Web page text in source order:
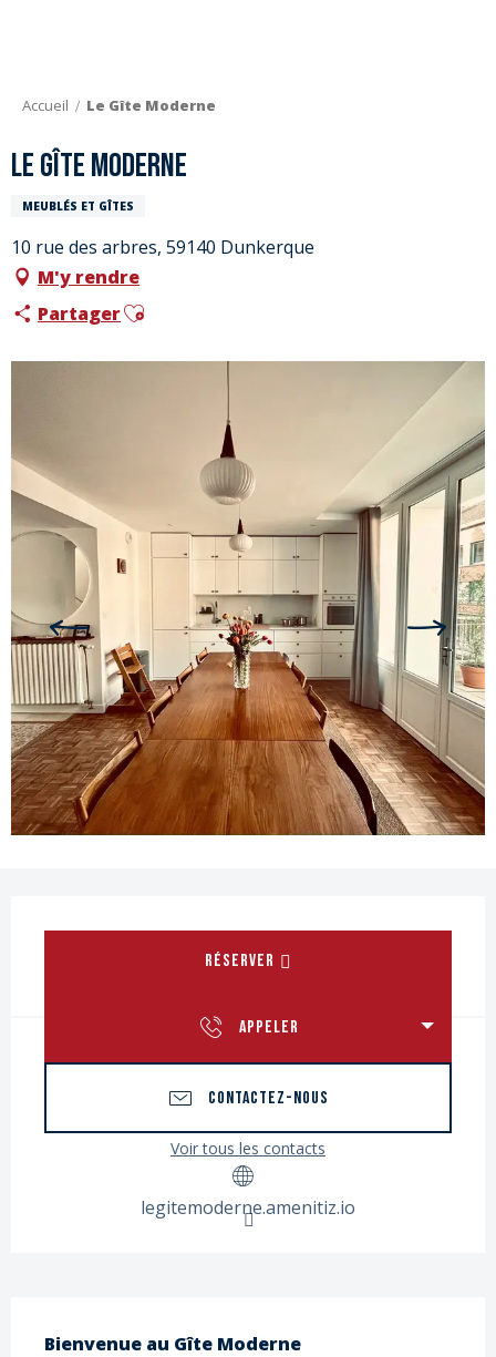
Accueil Le Gîte Moderne
Le Gîte Moderne
MEUBLÉS ET GÎTES
10 rue des arbres, 59140 Dunkerque
M'y rendre
PartagerAjouter aux favoris
Ouverture et coordonnées
RÉSERVER
APPELER
CONTACTEZ-NOUS
Voir tous les contacts
legitemoderne.amenitiz.io
Description
Bienvenue au Gîte Moderne